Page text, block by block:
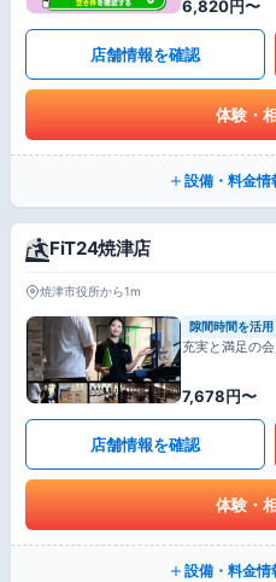
6,820円〜
店舗情報を確認
体験・
設備・料金情
FiT24焼津店
焼津市役所から1m
隙間時間を活用
充実と満足の
7,678円〜
店舗情報を確認
体験・
設備・料金情